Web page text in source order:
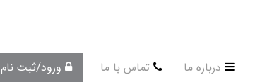
درباره ما تماس با ما ورود/ثبت نام